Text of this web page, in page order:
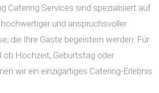
Catering Services sind spezialisiert auf
und anspruchsvoller
die Ihre Gäste begeistern werden. Für
ob Hochzeit, Geburtstag oder
wir ein einzigartiges Catering-Erlebnis